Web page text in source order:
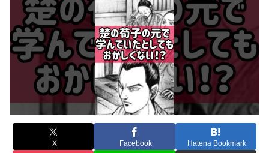
X Facebook Hatena Bookmark